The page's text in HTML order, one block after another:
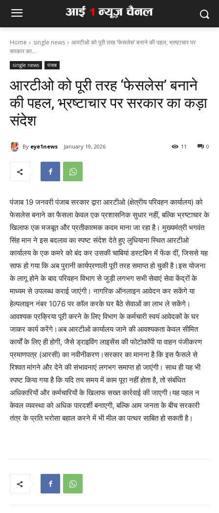
Home single news
आरटीओ को पूरी तरह ‘फेसलेस’ बनाने की पहल, भ्रष्टाचार पर
सरकार का...
single news पंजाब
आरटीओ को पूरी तरह ‘फेसलेस’ बनाने
की पहल, भ्रष्टाचार पर सरकार का कड़ा
संदेश
By eye1news January 19, 2026 0
11
पंजाब 19 जनवरी पंजाब सरकार द्वारा आरटीओ (क्षेत्रीय परिवहन कार्यालय) को
फेसलेस बनाने का फैसला केवल एक प्रशासनिक सुधार नहीं, बल्कि भ्रष्टाचार के
खिलाफ एक मजबूत और प्रतीकात्मक कदम माना जा रहा है। मुख्यमंत्री भगवंत
सिंह मान ने इस बदलाव का स्पष्ट संदेश देते हुए लुधियाना स्थित आरटीओ
कार्यालय के एक कमरे को बंद कर उसकी चाबियां डस्टबिन में फेंक दीं, जिससे यह
साफ हो गया कि अब पुरानी कार्यप्रणाली पूरी तरह समाप्त हो चुकी है।इस योजना
के लागू होने के बाद परिवहन विभाग से जुड़ी लगभग सभी सेवाएं सेवा केंद्रों के
माध्यम से उपलब्ध कराई जाएंगी। नागरिक ऑनलाइन आवेदन कर सकेंगे या
हेल्पलाइन नंबर 1076 पर कॉल करके घर बैठे सेवाओं का लाभ ले सकेंगे।
आवश्यक प्रक्रिया पूरी करने के लिए विभाग के कर्मचारी स्वयं आवेदकों के घर
जाकर कार्य करेंगे।अब आरटीओ कार्यालय जाने की आवश्यकता केवल सीमित
कार्यों के लिए ही होगी, जैसे ड्राइविंग लाइसेंस की फोटोकॉपी या वाहन पंजीकरण
प्रमाणपत्र (आरसी) का नवीनीकरण।सरकार का मानना है कि इस फैसले से
रिश्वत मांगने और देने की संभावनाएं लगभग समाप्त हो जाएंगी। साथ ही यह भी
स्पष्ट किया गया है कि यदि तय समय में काम पूरा नहीं होता है, तो संबंधित
अधिकारियों और कर्मचारियों के खिलाफ सख्त कार्रवाई की जाएगी।यह पहल न
केवल व्यवस्था को अधिक पारदर्शी बनाएगी, बल्कि आम जनता के बीच सरकारी
तंत्र के प्रति भरोसा बहाल करने में भी मील का पत्थर साबित हो सकती है।